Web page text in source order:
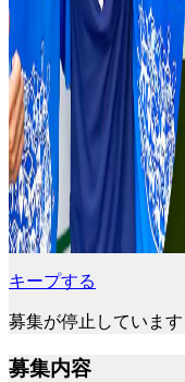
キープする
募集が停止しています
募集内容